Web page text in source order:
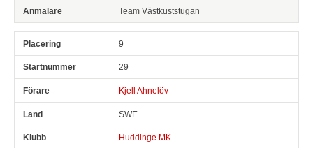
Team Västkuststugan
9
29
Kjell Ahnelöv
SWE
Huddinge MK